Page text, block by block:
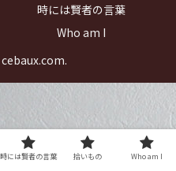
時には賢者の言葉
Who am I
時には賢者の言葉 拾いもの Who am I